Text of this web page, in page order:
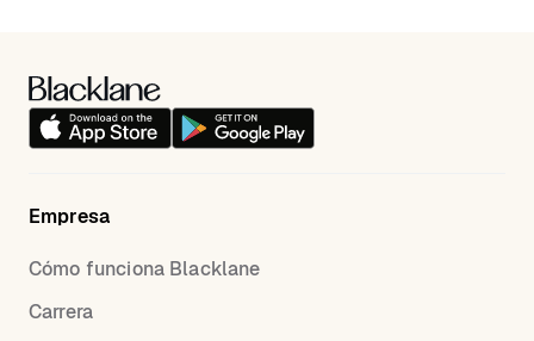
Empresa
Cómo funciona Blacklane
Carrera